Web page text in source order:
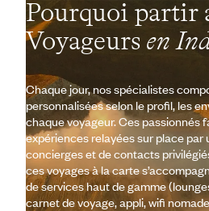
Pourquoi partir
Voyageurs en
Chaque jour, nos spécialistes
personnalisées selon le profil, les
chaque voyageur. Ces passionnés
expériences relayées sur place par
concierges et de contacts
ces voyages à la carte
de services haut de gamme
carnet de voyage, appli, wifi